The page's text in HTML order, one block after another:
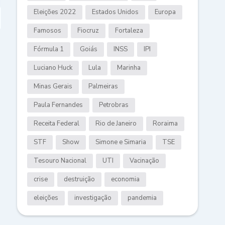
Eleições 2022 Estados Unidos Europa
Famosos Fiocruz Fortaleza
Fórmula 1 Goiás INSS IPI
Luciano Huck Lula Marinha
Minas Gerais Palmeiras
Paula Fernandes Petrobras
Receita Federal Rio de Janeiro Roraima
STF Show Simone e Simaria TSE
Tesouro Nacional UTI Vacinação
crise destruição economia
eleições investigação pandemia